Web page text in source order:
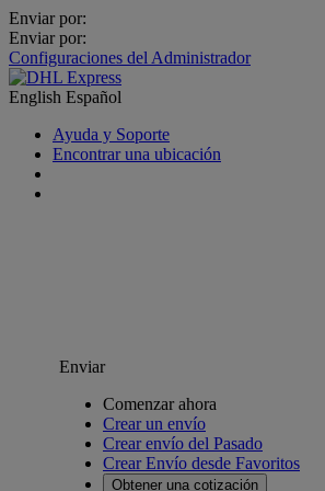
Enviar por:
Enviar por:
Configuraciones del Administrador
English Español
Ayuda y Soporte
Encontrar una ubicación
Enviar
Comenzar ahora
Crear un envío
Crear envío del Pasado
Crear Envío desde Favoritos
Obtener una cotización